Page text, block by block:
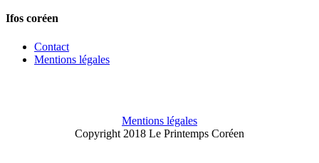
Ifos coréen
Contact
Mentions légales
Mentions légales
Copyright 2018 Le Printemps Coréen